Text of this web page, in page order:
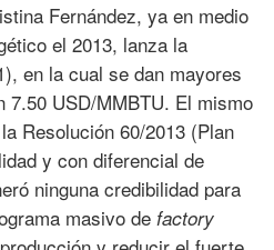
Fernández, ya en medio
el 2013, lanza la
en la cual se dan mayores
7.50 USD/MMBTU. El mismo
Resolución 60/2013 (Plan
y con diferencial de
ninguna credibilidad para
masivo de factory